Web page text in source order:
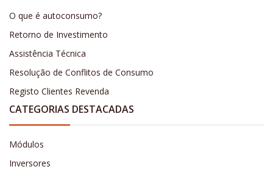
O que é autoconsumo?
Retorno de Investimento
Assistência Técnica
Resolução de Conflitos de Consumo
Registo Clientes Revenda
CATEGORIAS DESTACADAS
Módulos
Inversores